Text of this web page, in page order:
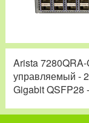
Arista
управляемый -
Gigabit QSFP28